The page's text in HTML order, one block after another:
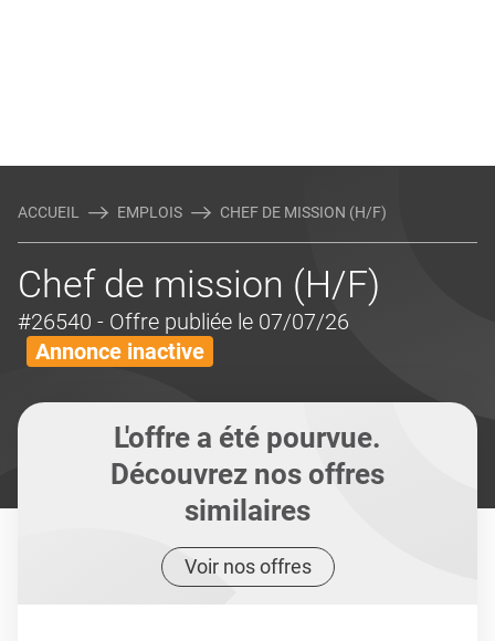
ACCUEIL EMPLOIS CHEF DE MISSION (H/F)
Chef de mission (H/F)
#26540 - Offre publiée le 07/07/26
Annonce inactive
L'offre a été pourvue.
Découvrez nos offres
similaires
Voir nos offres